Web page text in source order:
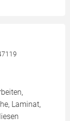
Laminat,